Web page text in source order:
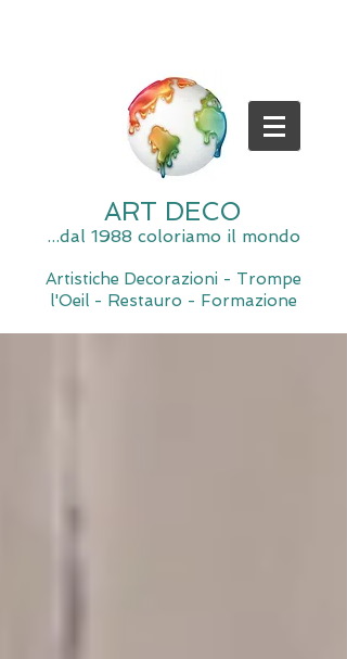
ART DECO
...dal 1988 coloriamo il mondo
Artistiche Decorazioni - Trompe
l'Oeil - Restauro - Formazione